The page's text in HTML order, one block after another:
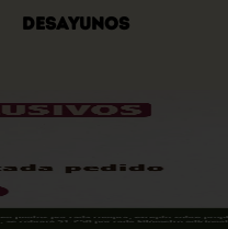
Desayunos